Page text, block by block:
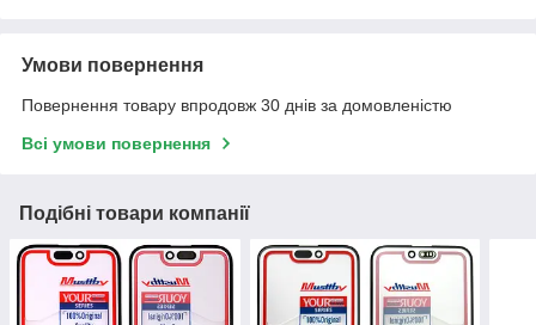
Умови повернення
Повернення товару впродовж 30 днів за домовленістю
Всі умови повернення
Подібні товари компанії